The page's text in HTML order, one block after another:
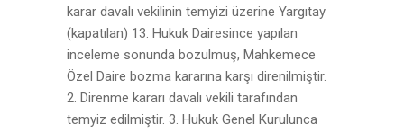
karar davalı vekilinin temyizi üzerine Yargıtay
(kapatılan) 13. Hukuk Dairesince yapılan
inceleme sonunda bozulmuş, Mahkemece
Özel Daire bozma kararına karşı direnilmiştir.
2. Direnme kararı davalı vekili tarafından
temyiz edilmiştir. 3. Hukuk Genel Kurulunca